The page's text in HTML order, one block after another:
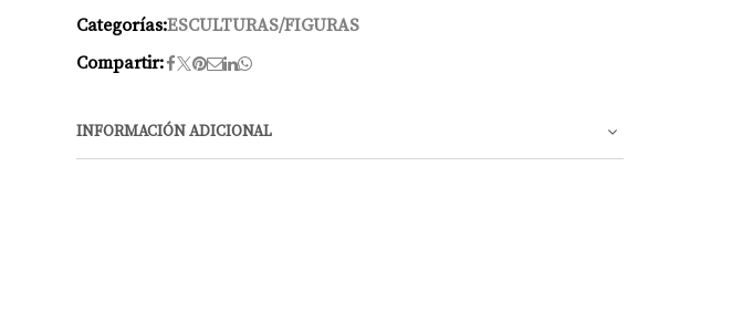
Categorías:ESCULTURAS/FIGURAS
Compartir:
INFORMACIÓN ADICIONAL